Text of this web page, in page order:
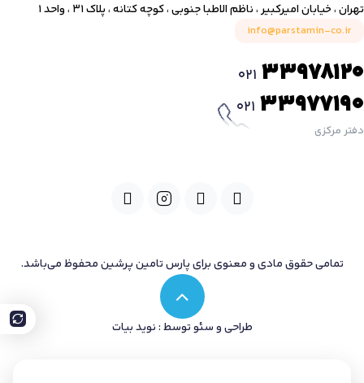
تهران ، خیابان امیرکبیر ، ناظم الاطبا جنوبی ، کوچه کتانه ، پلاک ۳۱ ، واحد ۱
info@parstamin-co.ir
021 33978120
021 33977190
دفتر مرکزی
تمامی حقوق مادی و معنوی برای پارس تامین پرشین محفوظ می‌باشد.
طراحی و سئو توسط : نوید بیات